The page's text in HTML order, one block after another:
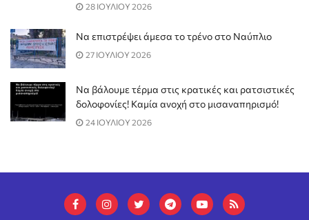
28 ΙΟΥΛΙΟΥ 2026
Να επιστρέψει άμεσα το τρένο στο Ναύπλιο
27 ΙΟΥΛΙΟΥ 2026
Να βάλουμε τέρμα στις κρατικές και ρατσιστικές
δολοφονίες! Καμία ανοχή στο μισαναπηρισμό!
24 ΙΟΥΛΙΟΥ 2026